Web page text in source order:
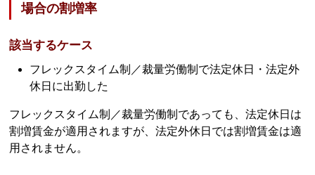
場合の割増率
該当するケース
フレックスタイム制／裁量労働制で法定休日・法定外
休日に出勤した
フレックスタイム制／裁量労働制であっても、法定休日は
割増賃金が適用されますが、法定外休日では割増賃金は適
用されません。